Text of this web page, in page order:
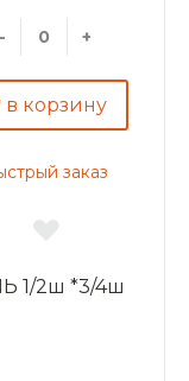
- +
в корзину
заказ
1/2ш *3/4ш